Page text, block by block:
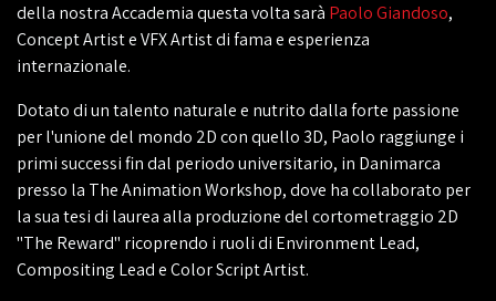
della nostra Accademia questa volta sarà Paolo Giandoso,
Concept Artist e VFX Artist di fama e esperienza
internazionale.
Dotato di un talento naturale e nutrito dalla forte passione
per l'unione del mondo 2D con quello 3D, Paolo raggiunge i
primi successi fin dal periodo universitario, in Danimarca
presso la The Animation Workshop, dove ha collaborato per
la sua tesi di laurea alla produzione del cortometraggio 2D
"The Reward" ricoprendo i ruoli di Environment Lead,
Compositing Lead e Color Script Artist.